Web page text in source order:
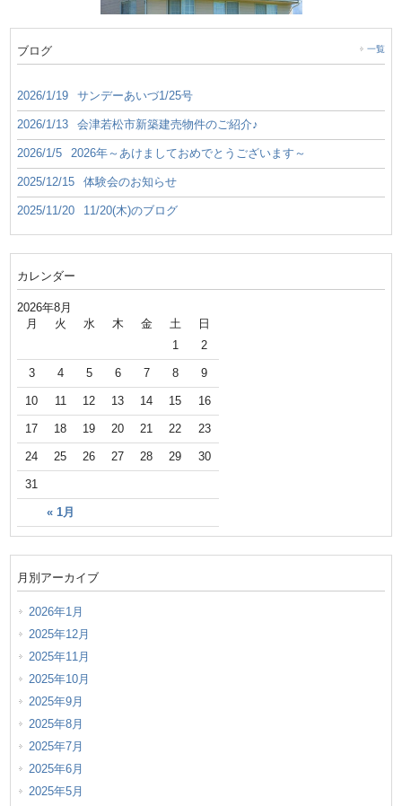
ブログ 一覧
2026/1/19 サンデーあいづ1/25号
2026/1/13 会津若松市新築建売物件のご紹介♪
2026/1/5 2026年～あけましておめでとうございます～
2025/12/15 体験会のお知らせ
2025/11/20 11/20(木)のブログ
カレンダー
2026年8月
月 火 水 木 金 土 日
« 1月
1 2
3 4 5 6 7 8 9
10 11 12 13 14 15 16
17 18 19 20 21 22 23
24 25 26 27 28 29 30
31
月別アーカイブ
2026年1月
2025年12月
2025年11月
2025年10月
2025年9月
2025年8月
2025年7月
2025年6月
2025年5月